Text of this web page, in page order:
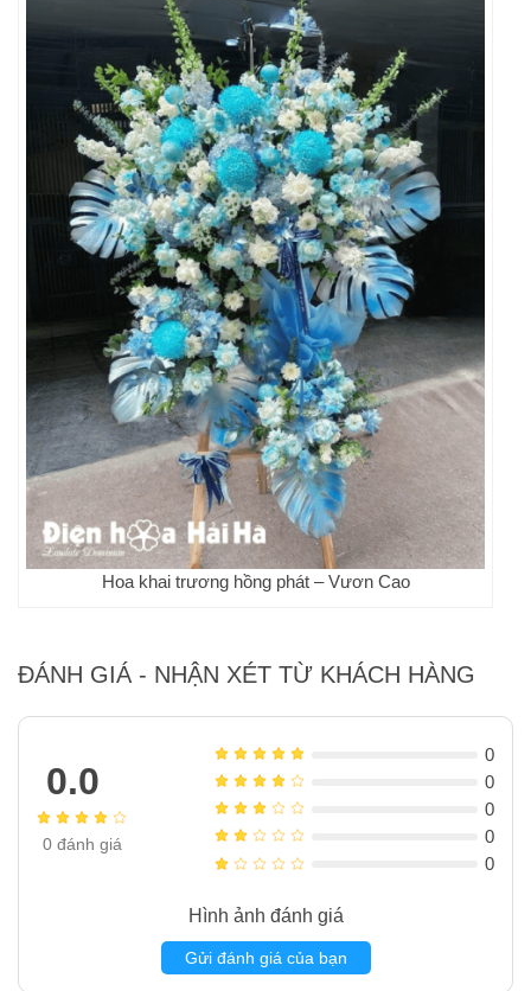
Hoa khai trương hồng phát – Vươn Cao
ĐÁNH GIÁ - NHẬN XÉT TỪ KHÁCH HÀNG
0.0
0đánh giá
0
0
0
0
0
Hình ảnh đánh giá
Gửi đánh giá của bạn